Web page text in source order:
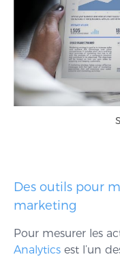
Des outils pour
marketing
Pour mesurer les
Analytics est l’un